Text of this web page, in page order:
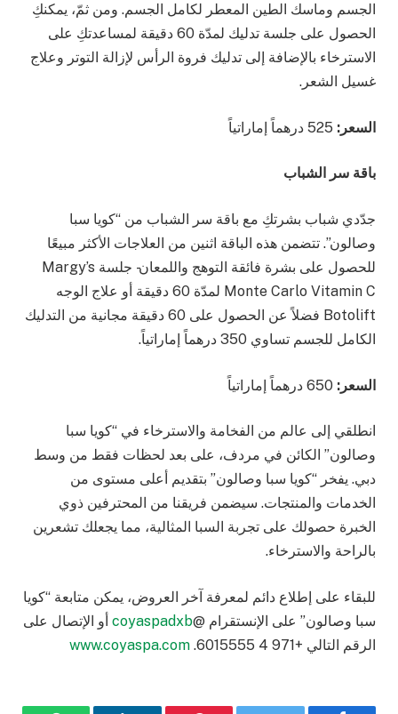
الجسم وماسك الطين المعطر لكامل الجسم. ومن ثمّ، يمكنكِ
الحصول على جلسة تدليك لمدّة 60 دقيقة لمساعدتكِ على
الاسترخاء بالإضافة إلى تدليك فروة الرأس لإزالة التوتر وعلاج
غسيل الشعر.
السعر:
باقة سر الشباب
جدّدي شباب بشرتكِ مع باقة سر الشباب من “كويا سبا
وصالون”. تتضمن هذه الباقة اثنين من العلاجات الأكثر مبيعًا
للحصول على بشرة فائقة التوهج واللمعان- جلسة Margy’s
Monte Carlo Vitamin C لمدّة 60 دقيقة أو علاج الوجه
Botolift فضلاً عن الحصول على 60 دقيقة مجانية من التدليك
الكامل للجسم تساوي 350 درهماً إماراتياً.
السعر: 650 درهماً إماراتياً
انطلقي إلى عالم من الفخامة والاسترخاء في “كويا سبا
وصالون” الكائن في مردف، على بعد لحظات فقط من وسط
دبي. يفخر “كويا سبا وصالون” بتقديم أعلى مستوى من
الخدمات والمنتجات. سيضمن فريقنا من المحترفين ذوي
الخبرة حصولك على تجربة السبا المثالية، مما يجعلك تشعرين
بالراحة والاسترخاء.
للبقاء على إطلاع دائم لمعرفة آخر العروض، يمكن متابعة “كويا
سبا وصالون” على الإنستقرام @coyaspadxb أو الإتصال على
الرقم التالي +971 4 6015555.
www.coyaspa.com